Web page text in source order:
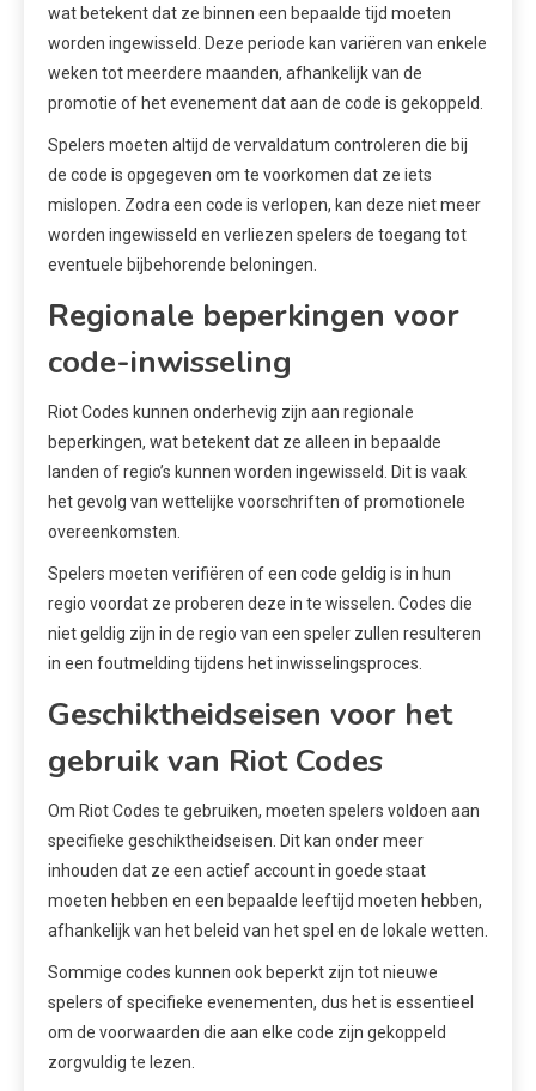
wat betekent dat ze binnen een bepaalde tijd moeten
worden ingewisseld. Deze periode kan variëren van enkele
weken tot meerdere maanden, afhankelijk van de
promotie of het evenement dat aan de code is gekoppeld.
Spelers moeten altijd de vervaldatum controleren die bij
de code is opgegeven om te voorkomen dat ze iets
mislopen. Zodra een code is verlopen, kan deze niet meer
worden ingewisseld en verliezen spelers de toegang tot
eventuele bijbehorende beloningen.
Regionale beperkingen voor
code-inwisseling
Riot Codes kunnen onderhevig zijn aan regionale
beperkingen, wat betekent dat ze alleen in bepaalde
landen of regio’s kunnen worden ingewisseld. Dit is vaak
het gevolg van wettelijke voorschriften of promotionele
overeenkomsten.
Spelers moeten verifiëren of een code geldig is in hun
regio voordat ze proberen deze in te wisselen. Codes die
niet geldig zijn in de regio van een speler zullen resulteren
in een foutmelding tijdens het inwisselingsproces.
Geschiktheidseisen voor het
gebruik van Riot Codes
Om Riot Codes te gebruiken, moeten spelers voldoen aan
specifieke geschiktheidseisen. Dit kan onder meer
inhouden dat ze een actief account in goede staat
moeten hebben en een bepaalde leeftijd moeten hebben,
afhankelijk van het beleid van het spel en de lokale wetten.
Sommige codes kunnen ook beperkt zijn tot nieuwe
spelers of specifieke evenementen, dus het is essentieel
om de voorwaarden die aan elke code zijn gekoppeld
zorgvuldig te lezen.